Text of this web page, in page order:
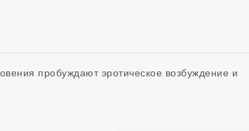
пробуждают эротическое возбуждение и